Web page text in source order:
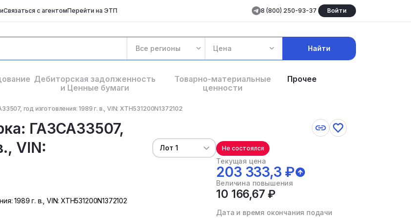
Связаться с агентомПерейти на ЭТП 8 (800) 250-93-37 Войти
Все регионы Цена Найти
Дебиторская задолженность
и Ценные бумаги
Товарно-материальные
ценности
Прочее
год изготовления: 1989 г. в., VIN: XTH531200N1372102
ГАЗСАЗ3507,
VIN:
Лот 1
1989 г. в., VIN: XTH531200N1372102
Не состоялся
Текущая цена
203 333,3 ₽
Величина повышения
10 166,67 ₽
Дата и время окончания подачи